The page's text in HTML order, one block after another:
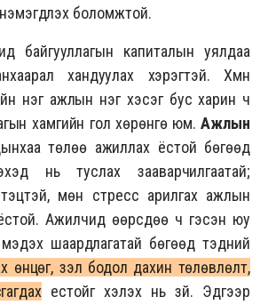
нэмэгдүүлэх боломжтой.
байгууллагын капиталын уялдаа
хандуулах хэрэгтэй. Хүмүүн
нэг ажлын нэг хэсэг бус харин ч
хамгийн гол хөрөнгө юм.Ажлын
төлөө ажиллах ёстой бөгөөд
нь туслах зааварчилгаатай;
мөн стресс арилгах ажлын
Ажилчид өөрсдөө ч гэсэн юу
мэдэх шаардлагатай бөгөөд тэдний
өнцөг, үзэл бодол дахин төлөвлөлт,
естойг хэлэх нь зүй. Эдгээр